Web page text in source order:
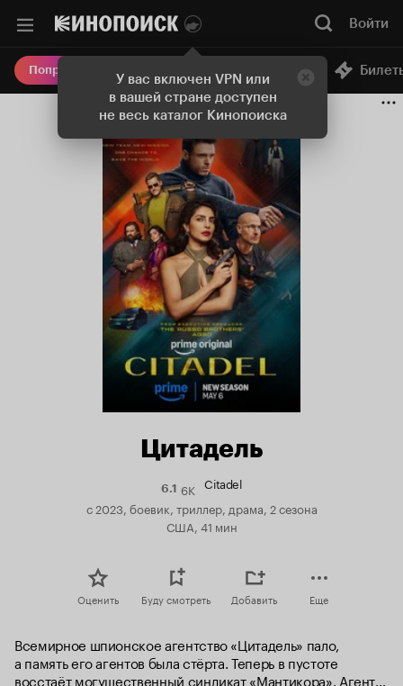
У вас включен VPN или
в вашей стране доступен
не весь каталог Кинопоиска
Войти
Попробовать Плюс Онлайн-кинотеатр
Цитадель
6.1Рейтинг
6.1
6K Citadel
с 2023, боевик, триллер, драма, 2 сезона
США, 41 мин
Оценить Буду смотреть Добавить Еще
Всемирное шпионское агентство «Цитадель» пало,
а память его агентов была стёрта. Теперь в пустоте
восстаёт могущественный синдикат «Мантикора». Агенты